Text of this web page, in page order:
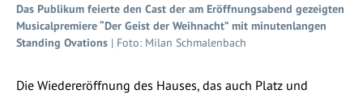
Das Publikum feierte den Cast der am Eröffnungsabend gezeigten
Musicalpremiere “Der Geist der Weihnacht” mit minutenlangen
Standing Ovations | Foto: Milan Schmalenbach
Die Wiedereröffnung des Hauses, das auch Platz und